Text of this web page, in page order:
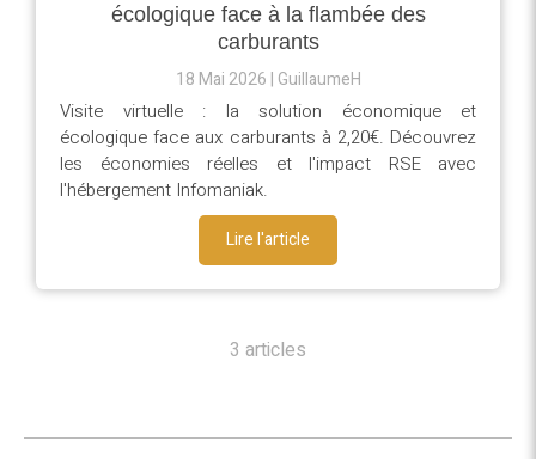
écologique face à la flambée des
carburants
18 Mai 2026 GuillaumeH
Visite virtuelle : la solution économique et
écologique face aux carburants à 2,20€. Découvrez
les économies réelles et l'impact RSE avec
l'hébergement Infomaniak.
Lire l'article
3 articles